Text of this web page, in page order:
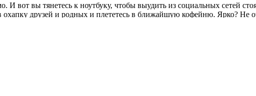
И вот вы тянетесь к ноутбуку, чтобы выудить из социальных сетей
охапку друзей и родных и плететесь в ближайшую кофейню. Ярко?
с каждым днем становится все больше. Но остается вопрос –